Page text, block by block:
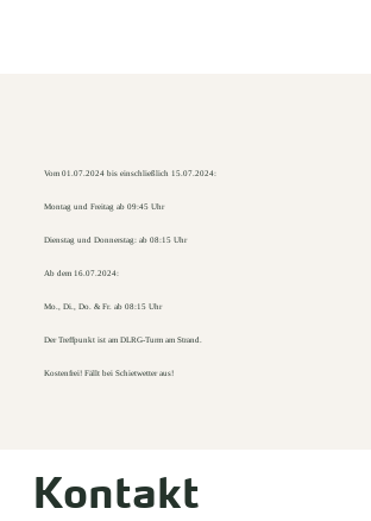
Vom 01.07.2024 bis einschließlich 15.07.2024:
Montag und Freitag ab 09:45 Uhr
Dienstag und Donnerstag: ab 08:15 Uhr
Ab dem 16.07.2024:
Mo., Di., Do. & Fr. ab 08:15 Uhr
Der Treffpunkt ist am DLRG-Turm am Strand.
Kostenfrei! Fällt bei Schietwetter aus!
Kontakt